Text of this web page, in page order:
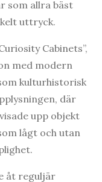
som allra bäst
uttryck.
Cabinets”,
med modern
kulturhistorisk
där
upp objekt
lågt och utan
åt reguljär